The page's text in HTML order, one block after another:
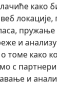
како
пружање
и анализу
томе како
с
и